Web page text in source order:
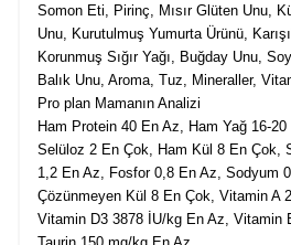
Somon Eti, Pirinç, Mısır Glüten Unu,
Unu, Kurutulmuş Yumurta Ürünü,
Korunmuş Sığır Yağı, Buğday Unu,
Balık Unu, Aroma, Tuz, Mineraller,
Pro plan Mamanın Analizi
Ham Protein 40 En Az, Ham Yağ 16-
Selüloz 2 En Çok, Ham Kül 8 En Çok,
1,2 En Az, Fosfor 0,8 En Az, Sodyum
Çözünmeyen Kül 8 En Çok, Vitamin A
Vitamin D3 3878 İU/kg En Az, Vitamin
Taurin 150 mg/kg En Az